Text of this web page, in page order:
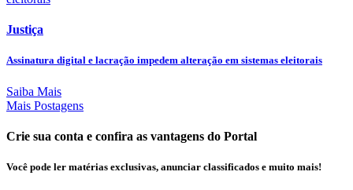
Justiça
Assinatura digital e lacração impedem alteração em sistemas eleitorais
Saiba Mais
Mais Postagens
Crie sua conta e confira as vantagens do Portal
Você pode ler matérias exclusivas, anunciar classificados e muito mais!